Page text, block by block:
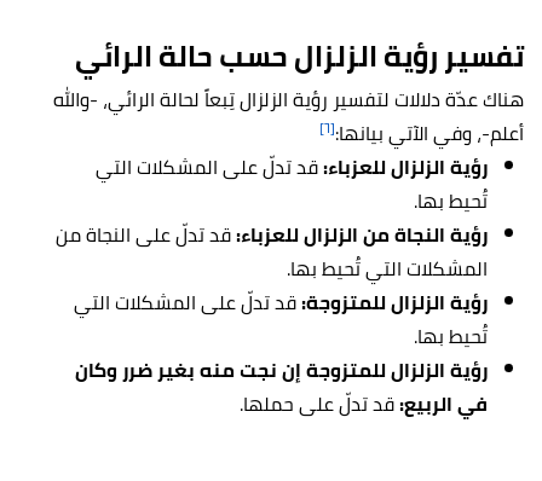
تفسير رؤية الزلزال حسب حالة الرائي
هناك عدّة دلالات لتفسير رؤية الزلزال تِبعاً لحالة الرائي، -والله
أعلم-، وفي الآتي بيانها:[٦]
رؤية الزلزال للعزباء:قد تدلّ على المشكلات التي
تُحيط بها.
رؤية النجاة من الزلزال للعزباء:قد تدلّ على النجاة من
المشكلات التي تُحيط بها.
رؤية الزلزال للمتزوجة:قد تدلّ على المشكلات التي
تُحيط بها.
رؤية الزلزال للمتزوجة إن نجت منه بغير ضرر وكان
في الربيع:قد تدلّ على حملها.